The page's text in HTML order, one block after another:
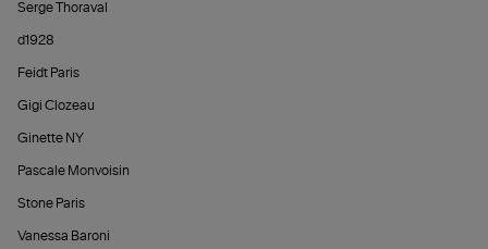
Serge Thoraval
d1928
Feidt Paris
Gigi Clozeau
Ginette NY
Pascale Monvoisin
Stone Paris
Vanessa Baroni